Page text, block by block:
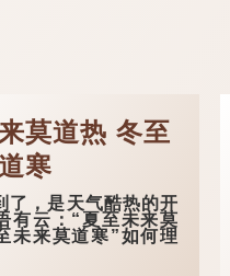
莫道热 冬至
寒
，是天气酷热的开
有云：“夏至未来莫
未来莫道寒”如何理